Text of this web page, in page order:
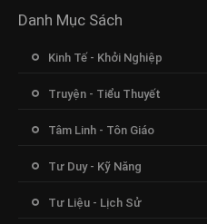
Danh Mục Sách
Kinh Tế - Khởi Nghiệp
Truyện - Tiểu Thuyết
Tâm Linh - Tôn Giáo
Tư Duy - Kỹ Năng
Tư Liệu - Lịch Sử